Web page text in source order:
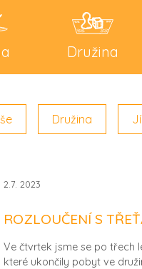
Družina
Družina
2.7. 2023
ROZLOUČENÍ S
Ve čtvrtek jsme se po třech
které ukončily pobyt ve